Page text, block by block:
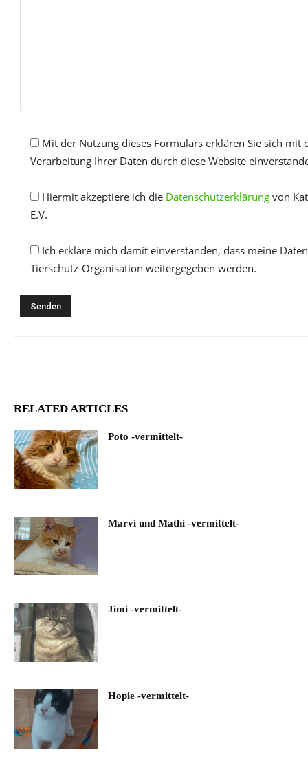
Mit der Nutzung dieses Formulars erklären Sie sich mit
Verarbeitung Ihrer Daten durch diese Website
Hiermit akzeptiere ich die Datenschutzerklärung von
E.V.
Ich erkläre mich damit einverstanden, dass meine
Tierschutz-Organisation weitergegeben werden.
RELATED ARTICLES
Poto -vermittelt-
Marvi und Mathi -vermittelt-
Jimi -vermittelt-
Hopie -vermittelt-